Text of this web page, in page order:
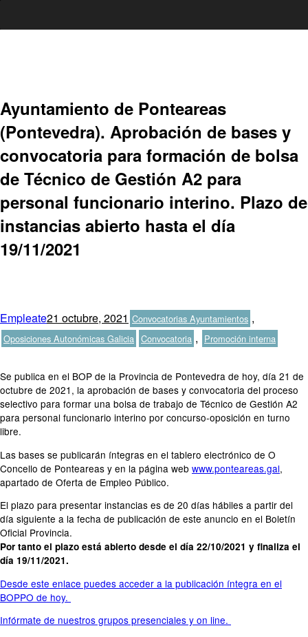
contenido
Ayuntamiento de Ponteareas
(Pontevedra). Aprobación de bases y
convocatoria para formación de bolsa
de Técnico de Gestión A2 para
personal funcionario interino. Plazo de
instancias abierto hasta el día
19/11/2021
Autor
EmpleatePublicado
el
21 octubre, 2021 Categorías
Convocatorias Ayuntamientos ,
Oposiciones Autonómicas Galicia Etiquetas
Convocatoria , Promoción interna
Se publica en el BOP de la Provincia de Pontevedra de hoy, día 21 de
octubre de 2021, la aprobación de bases y convocatoria del proceso
selectivo para formar una bolsa de trabajo de Técnico de Gestión A2
para personal funcionario interino por concurso-oposición en turno
libre.
Las bases se publicarán íntegras en el tablero electrónico de O
Concello de Ponteareas y en la página web www.ponteareas.gal,
apartado de Oferta de Empleo Público.
El plazo para presentar instancias es de 20 días hábiles a partir del
día siguiente a la fecha de publicación de este anuncio en el Boletín
Oficial Provincia.
Por tanto el plazo está abierto desde el día 22/10/2021 y finaliza el
día 19/11/2021.
Desde este enlace puedes acceder a la publicación íntegra en el
BOPPO de hoy.
Infórmate de nuestros grupos presenciales y on line.